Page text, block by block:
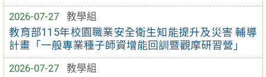
2026-07-27
教學組
教育部115年校園職業安全衛生知能提升及災害 輔導
計畫「一般專業種子師資增能回訓暨觀摩研習營」
2026-07-27
教學組